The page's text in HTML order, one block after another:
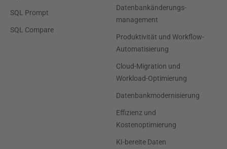
SQL Prompt
SQL Compare
Datenbankänderungs-
management
Produktivität und Workflow-
Automatisierung
Cloud-Migration und
Workload-Optimierung
Datenbankmodernisierung
Effizienz und
Kostenoptimierung
KI-bereite Daten